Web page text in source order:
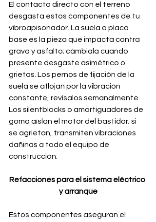
El contacto directo con el terreno
desgasta estos componentes de tu
vibroapisonador. La suela o placa
base es la pieza que impacta contra
grava y asfalto; cámbiala cuando
presente desgaste asimétrico o
grietas. Los pernos de fijación de la
suela se aflojan por la vibración
constante, revísalos semanalmente.
Los silentblocks o amortiguadores de
goma aíslan el motor del bastidor; si
se agrietan, transmiten vibraciones
dañinas a todo el equipo de
construcción.
Refacciones para el sistema eléctrico
y arranque
Estos componentes aseguran el